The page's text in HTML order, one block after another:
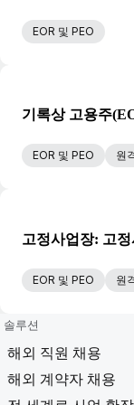
EOR 및 PEO
기록상 고용주
EOR 및 PEO 원
고정사업장: 고
EOR 및 PEO 원
솔루션
해외 직원 채용
해외 계약자 채용